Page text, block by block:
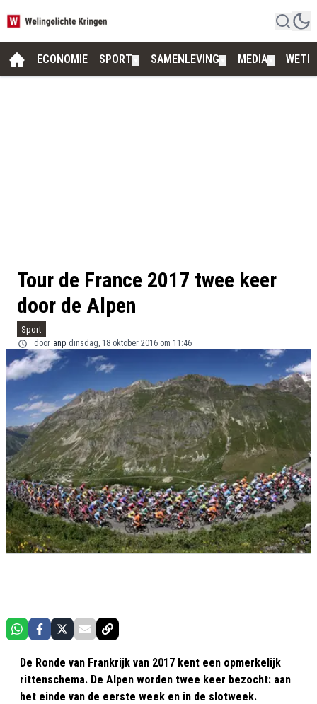
ECONOMIE SPORT SAMENLEVING MEDIA
Tour de France 2017 twee keer
door de Alpen
Sport
door anp dinsdag, 18 oktober 2016 om 11:46
De Ronde van Frankrijk van 2017 kent een opmerkelijk
rittenschema. De Alpen worden twee keer bezocht: aan
het einde van de eerste week en in de slotweek.